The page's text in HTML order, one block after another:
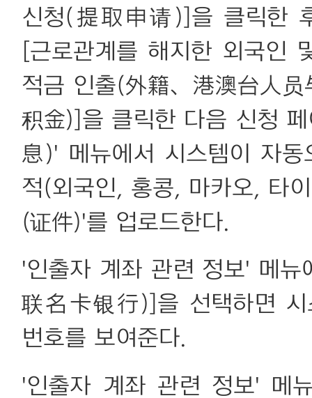
신청(提取申请)]을 클릭한
[근로관계를 해지한 외국인
적금 인출(外籍、港澳台人
积金)]을 클릭한 다음 신청
息)' 메뉴에서 시스템이 자
적(외국인, 홍콩, 마카오, 타
(证件)'를 업로드한다.
'인출자 계좌 관련 정보' 메
联名卡银行)]을 선택하면 시
번호를 보여준다.
'인출자 계좌 관련 정보' 메